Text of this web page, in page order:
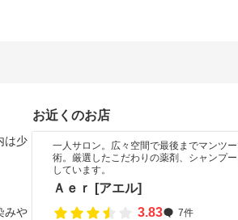
は少
みや
お近くのお店
一人サロン。広々空間で最後までマンツ
術。厳選したこだわりの薬剤、シャンプー
しています。
Ａｅｒ [アエル]
3.83
7件